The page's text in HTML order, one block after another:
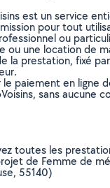
est un service
pour tout
ou
ou une location de
la prestation, fixé
le paiement en ligne
sans aucune
toutes les
de Femme de
55140)